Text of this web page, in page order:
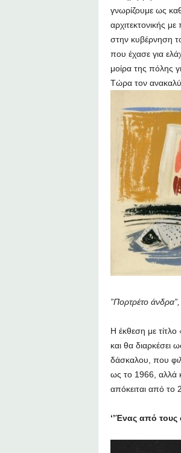
γνωρίζουμε ως
αρχιτεκτονικής
στην κυβέρνηση
που έχασε για
μοίρα της πόλης
Τώρα τον
”Πορτρέτο
Η έκθεση με
και θα διαρκέσει
δάσκαλου, που
ως το 1966, αλλά
απόκειται από το
‘’Ένας από τους